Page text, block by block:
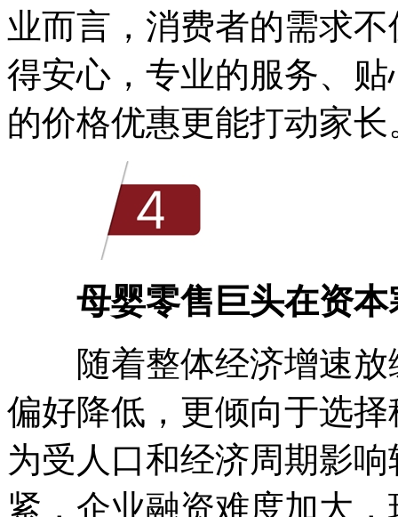
业而言，消费者的需求
得安心，专业的服务、
的价格优惠更能打动家长
母婴零售巨头在资
随着整体经济增速放
偏好降低，更倾向于选
为受人口和经济周期影
紧，企业融资难度加大